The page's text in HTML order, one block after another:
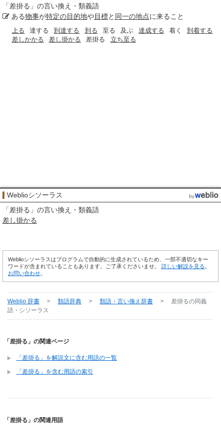
「差掛る 」の言い換え・類義語
ある物事が特定の目的地や目標と 同一の地点に来ること
上る 達する 到達する 到る 至る 及ぶ 達成する 着く
到着する
差しかかる
差し掛かる 差掛る 立ち至る
Weblioシソーラス
「差掛る 」の言い換え・類義語
差し掛かる
Weblioシソーラスはプログラムで自動的に生成されているため、一部不適切なキー
ワードが含まれていることもあります。ご了承くださいませ。 詳しい解説を見る。
お問い合わせ。
Weblio 辞書 > 類語辞典 > 類語・言い換え辞書 > 差掛るの同義
語・シソーラス
「差掛る」の関連ページ
「差掛る」を解説文に含む用語の一覧
「差掛る」を含む用語の索引
「差掛る」の関連用語